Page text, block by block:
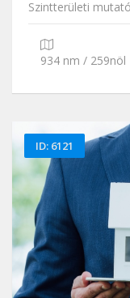
Szintterületi
934 nm / 259nöl
ID: 6121